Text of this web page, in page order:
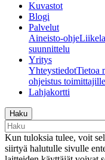
Kuvastot
Blogi
Palvelut
Aineisto-ohje
suunnittelu
Yritys
YhteystiedotTietoa
ohjeistus toimittajille
Lahjakortti
Haku
Kun tuloksia tulee, voit
siirtyä halutulle sivulle